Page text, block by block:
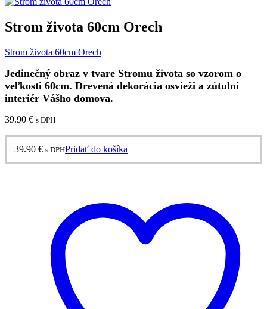
Strom života 60cm Orech
Strom života 60cm Orech
Jedinečný obraz v tvare Stromu života so vzorom o
veľkosti 60cm. Drevená dekorácia osvieži a zútulní
interiér Vášho domova.
39.90 € s DPH
39.90 € s DPHPridať do košíka